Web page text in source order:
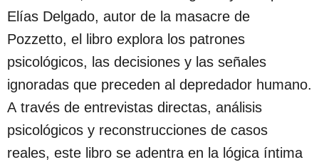
Elías Delgado, autor de la masacre de
Pozzetto, el libro explora los patrones
psicológicos, las decisiones y las señales
ignoradas que preceden al depredador humano.
A través de entrevistas directas, análisis
psicológicos y reconstrucciones de casos
reales, este libro se adentra en la lógica íntima